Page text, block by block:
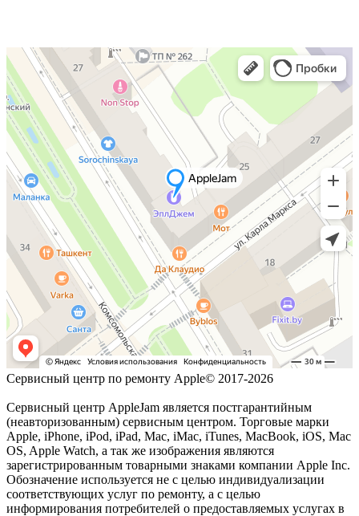
Сервисный центр по ремонту Apple© 2017-2026
Сервисный центр AppleJam является постгарантийным
(неавторизованным) сервисным центром. Торговые марки
Apple, iPhone, iPod, iPad, Mac, iMac, iTunes, MacBook, iOS, Mac
OS, Apple Watch, а так же изображения являются
зарегистрированным товарными знаками компании Apple Inc.
Обозначение используется не с целью индивидуализации
соответствующих услуг по ремонту, а с целью
информирования потребителей о предоставляемых услугах в